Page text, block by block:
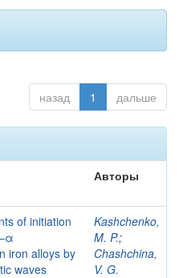
назад 1 дальше
Авторы
of initiation
iron alloys by
waves
Kashchenko,
M. P.;
Chashchina,
V. G.